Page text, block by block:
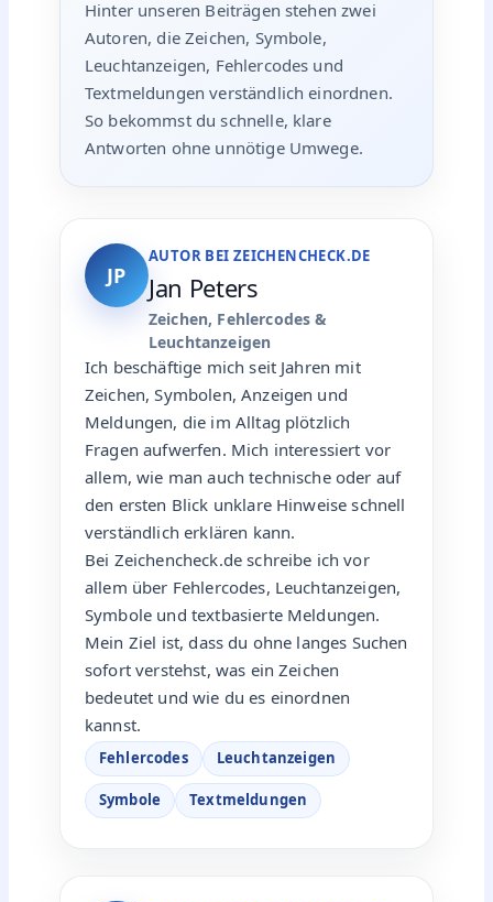
Hinter unseren Beiträgen stehen zwei
Autoren, die Zeichen, Symbole,
Leuchtanzeigen, Fehlercodes und
Textmeldungen verständlich einordnen.
So bekommst du schnelle, klare
Antworten ohne unnötige Umwege.
JP
AUTOR BEI ZEICHENCHECK.DE
Jan Peters
Zeichen, Fehlercodes &
Leuchtanzeigen
Ich beschäftige mich seit Jahren mit
Zeichen, Symbolen, Anzeigen und
Meldungen, die im Alltag plötzlich
Fragen aufwerfen. Mich interessiert vor
allem, wie man auch technische oder auf
den ersten Blick unklare Hinweise schnell
verständlich erklären kann.
Bei Zeichencheck.de schreibe ich vor
allem über Fehlercodes, Leuchtanzeigen,
Symbole und textbasierte Meldungen.
Mein Ziel ist, dass du ohne langes Suchen
sofort verstehst, was ein Zeichen
bedeutet und wie du es einordnen
kannst.
Fehlercodes Leuchtanzeigen
Symbole Textmeldungen